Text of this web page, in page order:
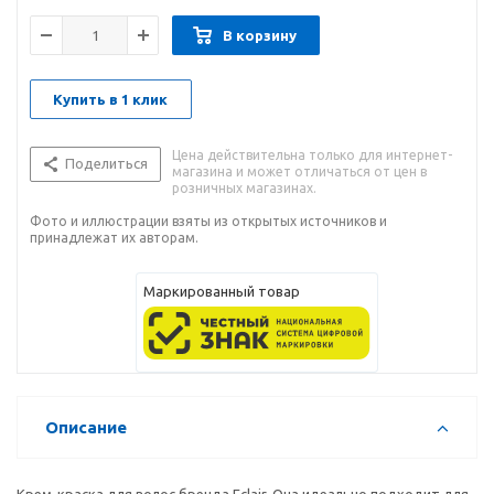
В корзину
Купить в 1 клик
Поделиться
Цена действительна только для интернет-
магазина и может отличаться от цен в
розничных магазинах.
Фото и иллюстрации взяты из открытых источников и
принадлежат их авторам.
Маркированный товар
Описание